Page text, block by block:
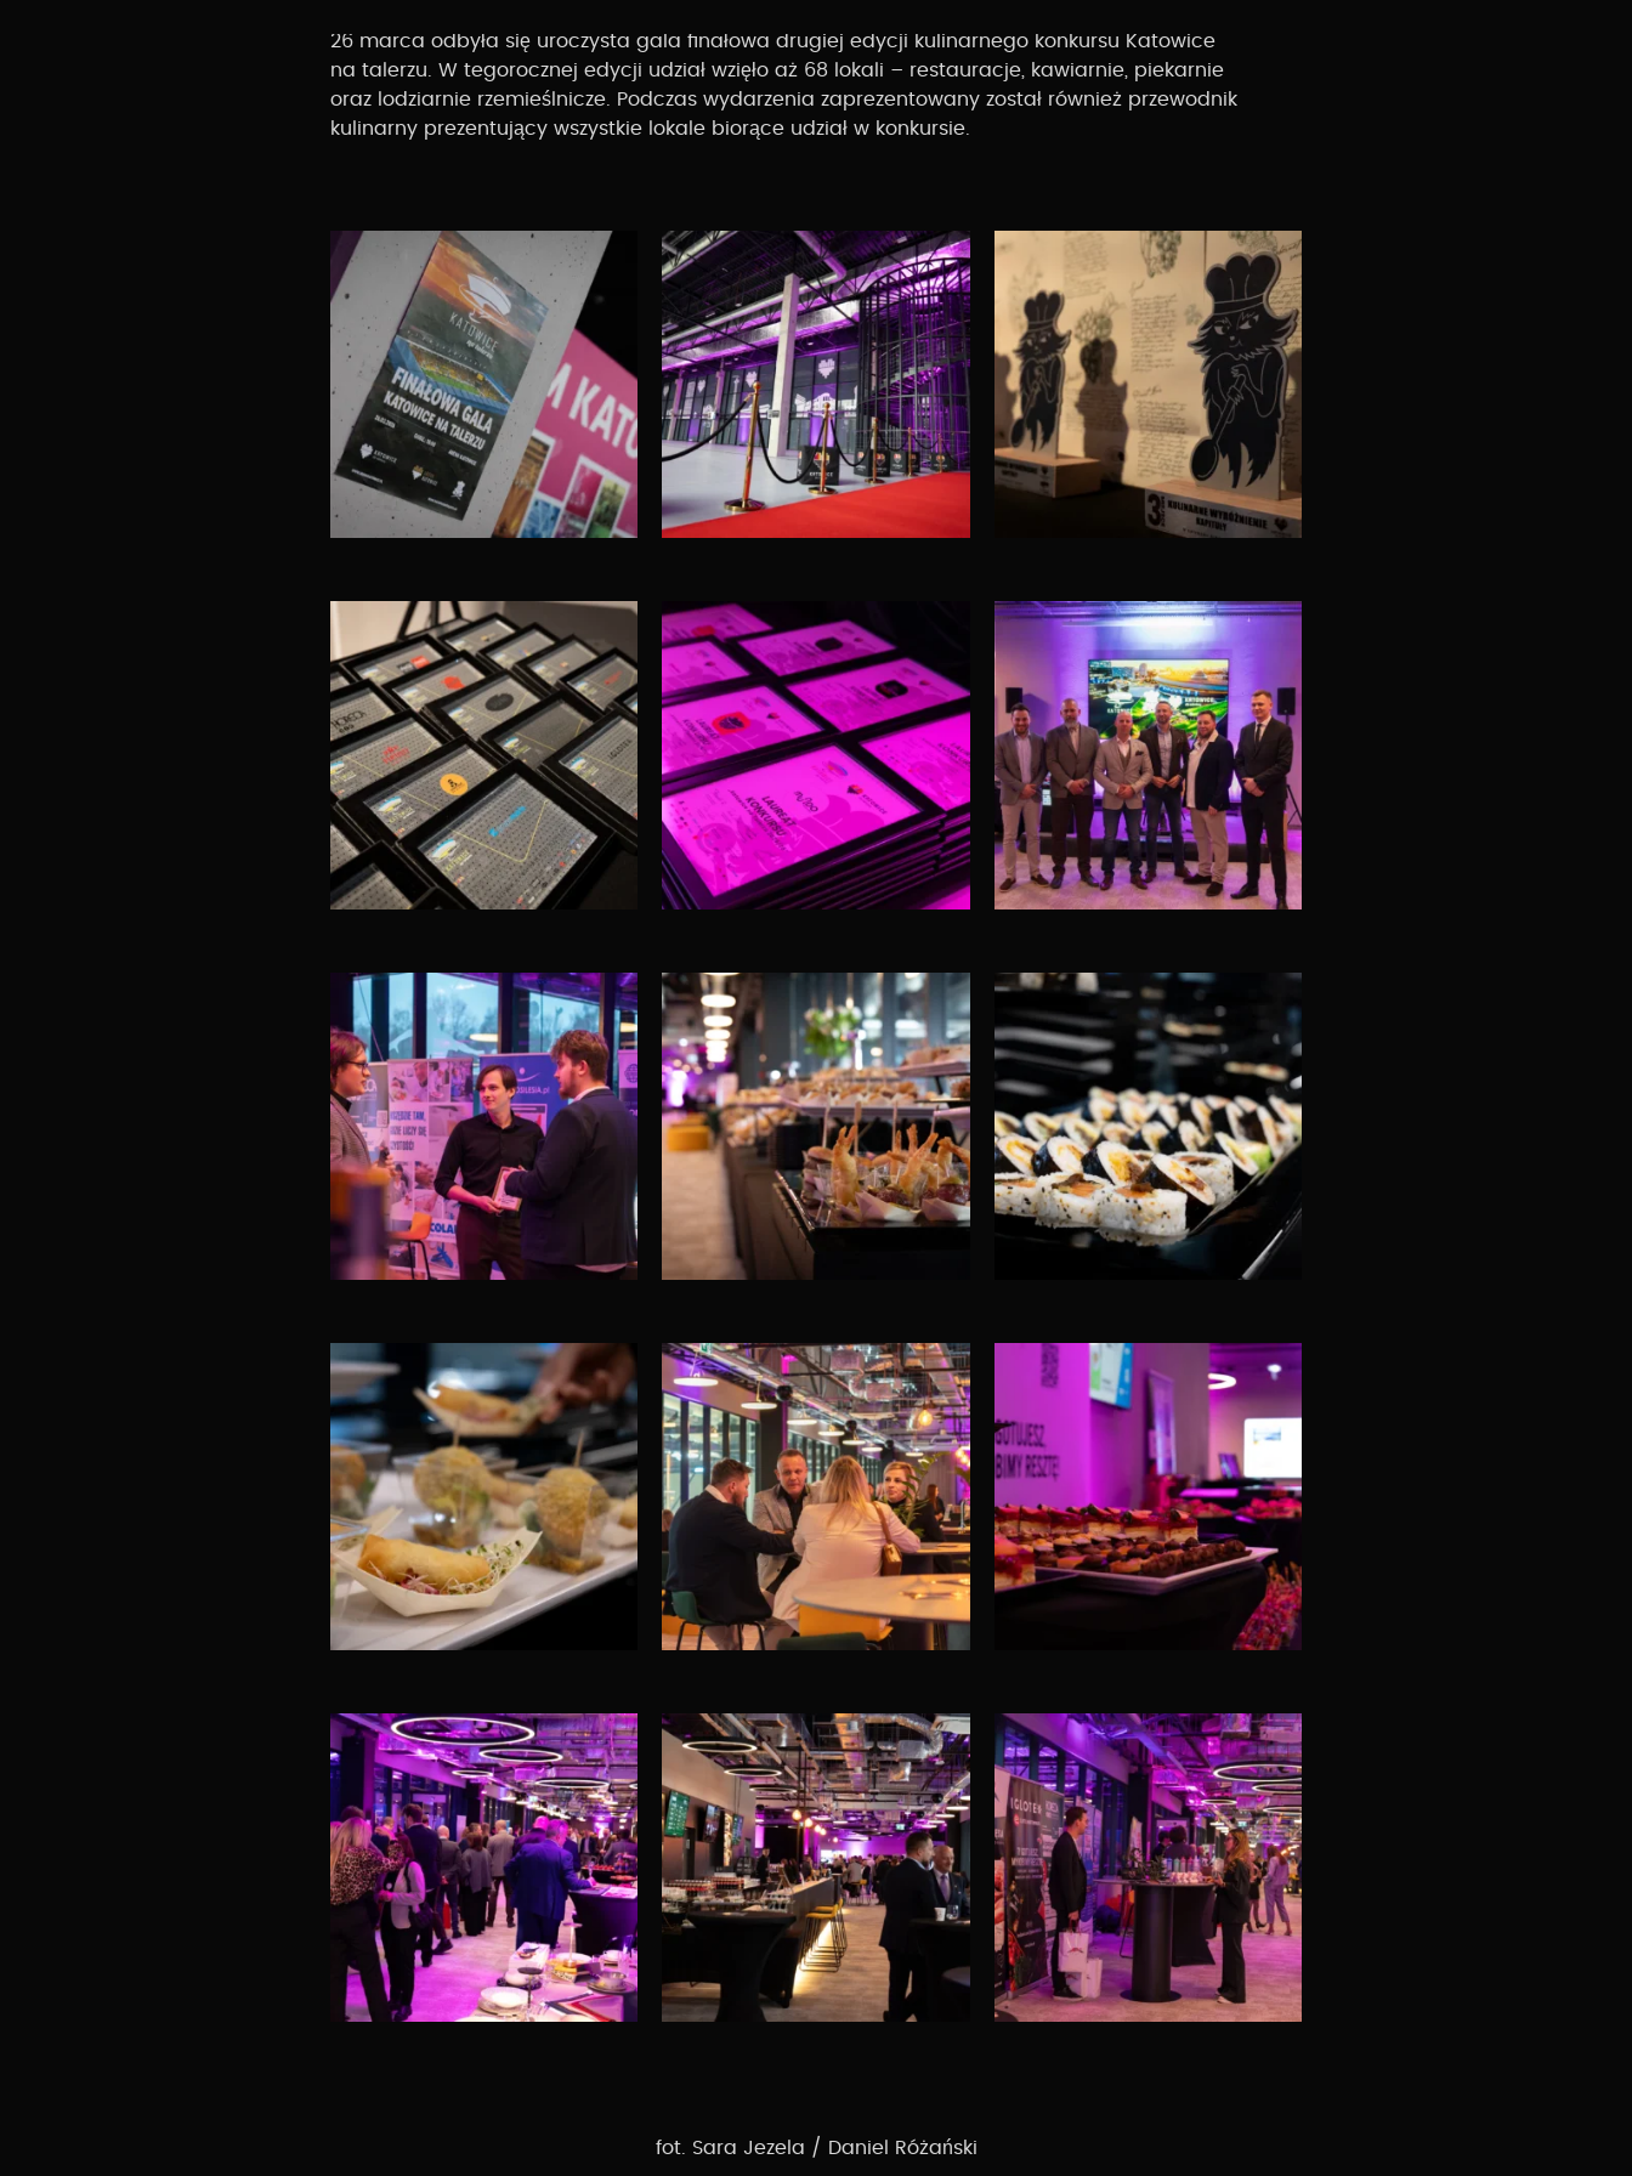
26 marca odbyła się uroczysta gala finałowa drugiej edycji kulinarnego konkursu Katowice
na talerzu. W tegorocznej edycji udział wzięło aż 68 lokali – restauracje, kawiarnie, piekarnie
oraz lodziarnie rzemieślnicze. Podczas wydarzenia zaprezentowany został również przewodnik
kulinarny prezentujący wszystkie lokale biorące udział w konkursie.
fot. Sara Jezela / Daniel Różański